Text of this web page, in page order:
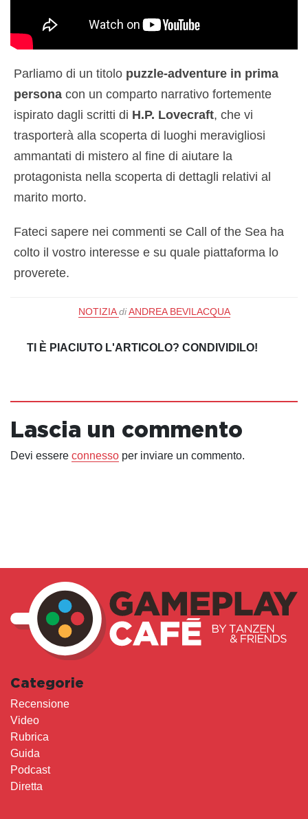
Parliamo di un titolo puzzle-adventure in prima
persona con un comparto narrativo fortemente
ispirato dagli scritti di H.P. Lovecraft, che vi
trasporterà alla scoperta di luoghi meravigliosi
ammantati di mistero al fine di aiutare la
protagonista nella scoperta di dettagli relativi al
marito morto.
Fateci sapere nei commenti se Call of the Sea ha
colto il vostro interesse e su quale piattaforma lo
proverete.
NOTIZIA di ANDREA BEVILACQUA
TI È PIACIUTO L'ARTICOLO? CONDIVIDILO!
Lascia un commento
Devi essere connesso per inviare un commento.
Categorie
Recensione
Video
Rubrica
Guida
Podcast
Diretta